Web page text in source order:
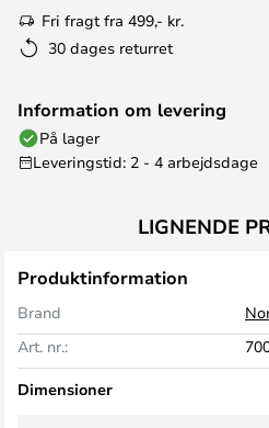
Fri fragt fra 499,- kr.
30 dages returret
Information om levering
På lager
Leveringstid: 2 - 4 arbejdsdage
LIGNENDE
Produktinformation
Brand
Art. nr.:
Dimensioner